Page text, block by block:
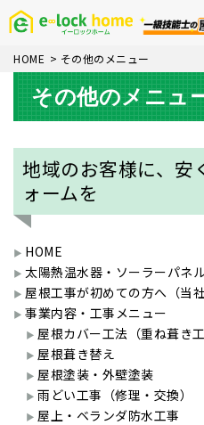
Skip
content
HOME > その他のメニュー
その他のメニュ
地域のお客様に、安
ォームを
HOME
太陽熱温水器・ソーラーパネ
屋根工事が初めての方へ（当社
事業内容・工事メニュー
屋根カバー工法（重ね葺き工
屋根葺き替え
屋根塗装・外壁塗装
雨どい工事（修理・交換）
屋上・ベランダ防水工事